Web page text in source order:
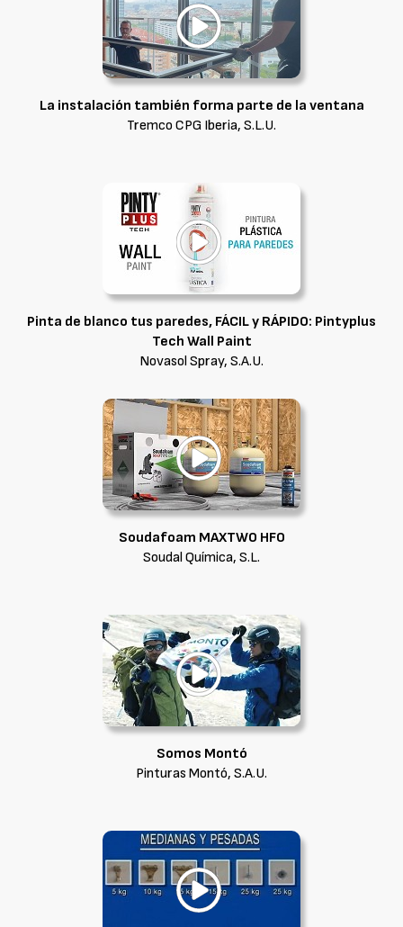
La instalación también forma parte de la ventana
Tremco CPG Iberia, S.L.U.
Pinta de blanco tus paredes, FÁCIL y RÁPIDO: Pintyplus
Tech Wall Paint
Novasol Spray, S.A.U.
Soudafoam MAXTWO HFO
Soudal Química, S.L.
Somos Montó
Pinturas Montó, S.A.U.